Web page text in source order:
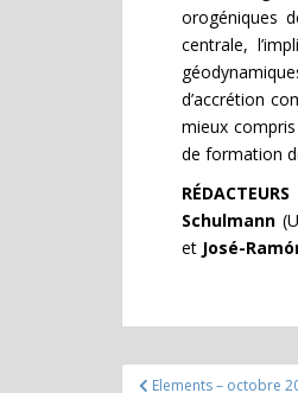
orogéniques
centrale,
d’accrétion
mieux
de formation
Schulmann
et José-
Navigation
Elements – octobre